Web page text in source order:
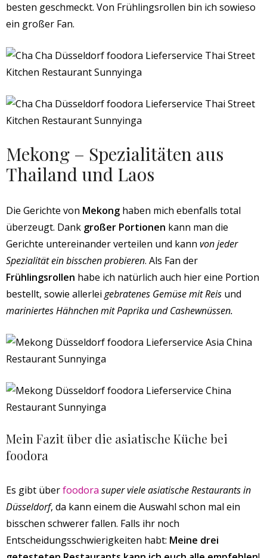
besten geschmeckt. Von Frühlingsrollen bin ich sowieso
ein großer Fan.
Mekong – Spezialitäten aus
Thailand und Laos
Die Gerichte von Mekong haben mich ebenfalls total
überzeugt. Dank großer Portionen kann man die
Gerichte untereinander verteilen und kann von jeder
Spezialität ein bisschen probieren. Als Fan der
Frühlingsrollen habe ich natürlich auch hier eine Portion
bestellt, sowie allerlei gebratenes Gemüse mit Reis und
mariniertes Hähnchen mit Paprika und Cashewnüssen.
Mein Fazit über die asiatische Küche bei
foodora
Es gibt überfoodora super viele asiatische Restaurants in
Düsseldorf, da kann einem die Auswahl schon mal ein
bisschen schwerer fallen. Falls ihr noch
Entscheidungsschwierigkeiten habt: Meine drei